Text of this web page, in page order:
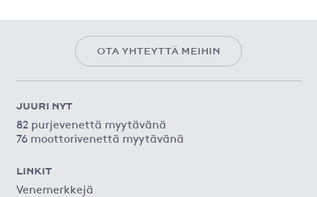
OTA YHTEYTTÄ MEIHIN
JUURI NYT
82 purjevenettä myytävänä
76 moottorivenettä myytävänä
LINKIT
Venemerkkejä